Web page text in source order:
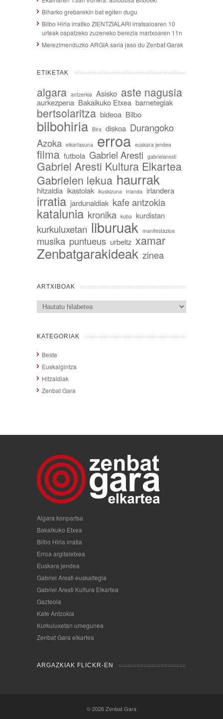
Biharko grebarekin bat egiten dugu
Bilbo Hiria irratiko ZIENTZIALARI irratsaioaren 10
urteak ospatzeko zuzeneko berezia martxoaren 11n
Merezimenduzko ARGIA saria jaso du Zenbat Garak
ETIKETAK
algara antzerkia Asisko aste nagusia
aurkezpena Bakaikuko Etxea barnetegiak
bertsolaritza bideoa Bilbo
bilbohiria Bira diskoa Durangoko
Azoka elkartasuna erroa euskara jendea
filma futbola Gabriel Aresti gabrielaresti
Gabriel Aresti Kultura Elkartea
Gabrielen lekua haurrak
hitzaldia ikastolak ikuskizuna Irlanda irlandera
irratia jardunaldiak kafe antzokia
katalunia kronika kuba kurdistan
kurkuluxetan liburuak manifestazioa
musika puntueus urbeltz xamar
Zenbatgarakideak zinea
ARTXIBOAK
Artxiboak
KATEGORIAK
Beste
Euskalgintza
Hitzaldiak
Zenbat Gara
Algara konpartsa
Bakaikuko Etxea
Bilbo Hiria irratia
Erroa argitaletxea
Euskara jendea
Gabriel Aresti euskaltegia
Gabriel Aresti Kultura Elkartea
Gazteola
Kafe Antzokia
Kurkuluxetan umegunea
Zenbat Gara elkartea
ARGAZKIAK FLICKR-EN
© 2026Zenbat Gara